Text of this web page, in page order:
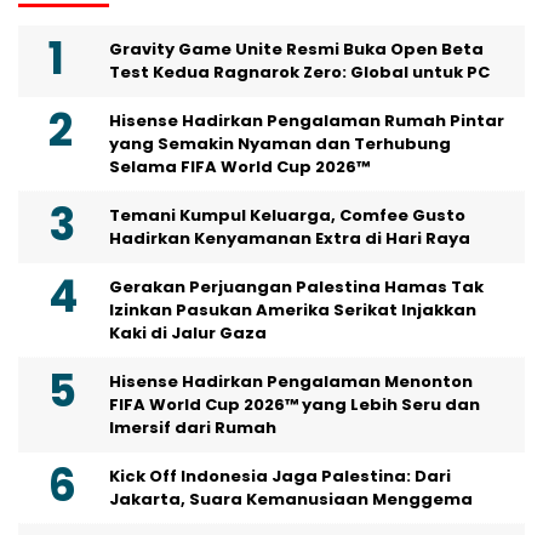
Gravity Game Unite Resmi Buka Open Beta
Test Kedua Ragnarok Zero: Global untuk PC
Hisense Hadirkan Pengalaman Rumah Pintar
yang Semakin Nyaman dan Terhubung
Selama FIFA World Cup 2026™
Temani Kumpul Keluarga, Comfee Gusto
Hadirkan Kenyamanan Extra di Hari Raya
Gerakan Perjuangan Palestina Hamas Tak
Izinkan Pasukan Amerika Serikat Injakkan
Kaki di Jalur Gaza
Hisense Hadirkan Pengalaman Menonton
FIFA World Cup 2026™ yang Lebih Seru dan
Imersif dari Rumah
Kick Off Indonesia Jaga Palestina: Dari
Jakarta, Suara Kemanusiaan Menggema